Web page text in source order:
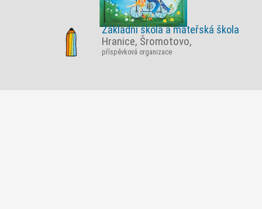
Základní škola a mateřská škola
Hranice, Šromotovo,
příspěvková organizace